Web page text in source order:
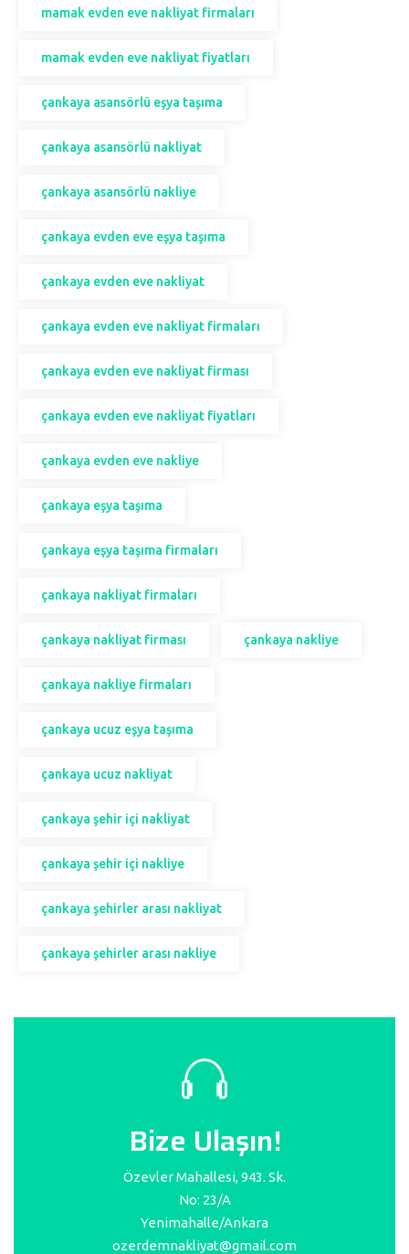
mamak evden eve nakliyat firmaları
mamak evden eve nakliyat fiyatları
çankaya asansörlü eşya taşıma
çankaya asansörlü nakliyat
çankaya asansörlü nakliye
çankaya evden eve eşya taşıma
çankaya evden eve nakliyat
çankaya evden eve nakliyat firmaları
çankaya evden eve nakliyat firması
çankaya evden eve nakliyat fiyatları
çankaya evden eve nakliye
çankaya eşya taşıma
çankaya eşya taşıma firmaları
çankaya nakliyat firmaları
çankaya nakliyat firması çankaya nakliye
çankaya nakliye firmaları
çankaya ucuz eşya taşıma
çankaya ucuz nakliyat
çankaya şehir içi nakliyat
çankaya şehir içi nakliye
çankaya şehirler arası nakliyat
çankaya şehirler arası nakliye
Bize Ulaşın!
Özevler Mahallesi, 943. Sk.
No: 23/A
Yenimahalle/Ankara
ozerdemnakliyat@gmail.com